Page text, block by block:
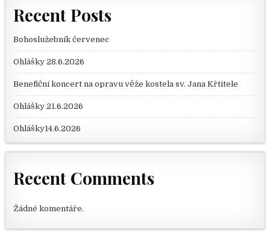
Recent Posts
Bohoslužebník červenec
Ohlášky 28.6.2026
Benefiční koncert na opravu věže kostela sv. Jana Křtitele
Ohlášky 21.6.2026
Ohlášky14.6.2026
Recent Comments
Žádné komentáře.